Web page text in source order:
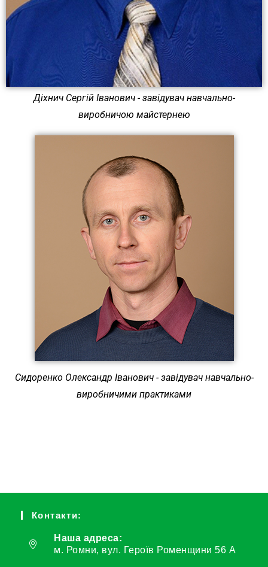
Діхнич Сергій Іванович - завідувач навчально-
виробничою майстернею
Сидоренко Олександр Іванович - завідувач навчально-
виробничими практиками
Контакти:
Наша адреса:
м. Ромни, вул. Героїв Роменщини 56 А